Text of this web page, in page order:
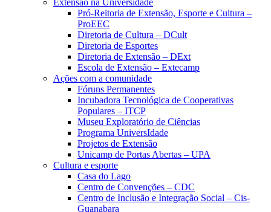
Extensão na Universidade
Pró-Reitoria de Extensão, Esporte e Cultura –
ProEEC
Diretoria de Cultura – DCult
Diretoria de Esportes
Diretoria de Extensão – DExt
Escola de Extensão – Extecamp
Ações com a comunidade
Fóruns Permanentes
Incubadora Tecnológica de Cooperativas
Populares – ITCP
Museu Exploratório de Ciências
Programa UniversIdade
Projetos de Extensão
Unicamp de Portas Abertas – UPA
Cultura e esporte
Casa do Lago
Centro de Convenções – CDC
Centro de Inclusão e Integração Social – Cis-
Guanabara